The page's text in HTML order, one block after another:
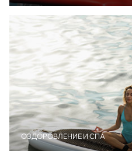
ОЗДОРОВЛЕНИЕ И СПА